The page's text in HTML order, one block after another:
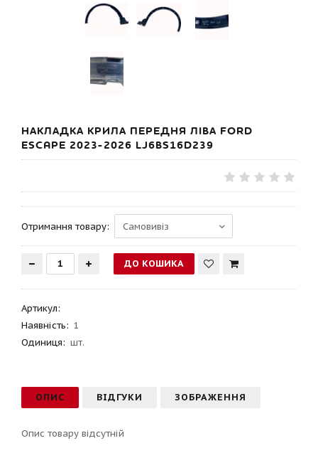
НАКЛАДКА КРИЛА ПЕРЕДНЯ ЛІВА FORD
ESCAPE 2023-2026 LJ6BS16D239
Отримання товару:
Артикул:
Наявність: 1
Одиниця: шт.
ОПИС ВІДГУКИ ЗОБРАЖЕННЯ
Опис товару відсутній